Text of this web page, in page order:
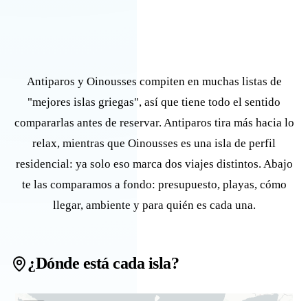
Antiparos y Oinousses compiten en muchas listas de
"mejores islas griegas", así que tiene todo el sentido
compararlas antes de reservar. Antiparos tira más hacia lo
relax, mientras que Oinousses es una isla de perfil
residencial: ya solo eso marca dos viajes distintos. Abajo
te las comparamos a fondo: presupuesto, playas, cómo
llegar, ambiente y para quién es cada una.
¿Dónde está cada isla?